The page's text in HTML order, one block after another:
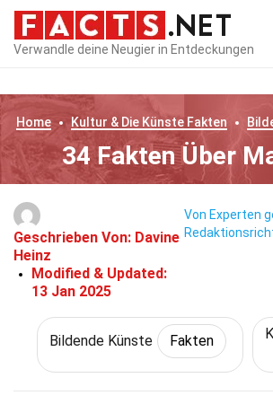
Verwandle deine Neugier in Entdeckungen
Home Kultur & Die KünsteFakten
34 Fakten Über
Geschrieben Von: Davine
Heinz
Modified & Updated:
13 Jan 2025
Von Experten
Bildende Künste Fakten